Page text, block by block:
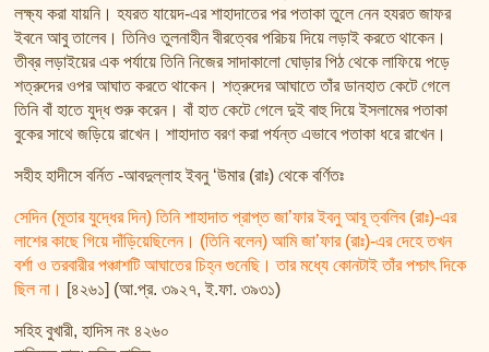
লক্ষ্য করা যায়নি। হযরত যায়েদ-এর শাহাদাতের পর পতাকা তুলে নেন হযরত জাফর
ইবনে আবু তালেব। তিনিও তুলনাহীন বীরত্বের পরিচয় দিয়ে লড়াই করতে থাকেন।
তীব্র লড়াইয়ের এক পর্যায়ে তিনি নিজের সাদাকালো ঘোড়ার পিঠ থেকে লাফিয়ে পড়ে
শত্রুদের ওপর আঘাত করতে থাকেন। শত্রুদের আঘাতে তাঁর ডানহাত কেটে গেলে
তিনি বাঁ হাতে যুদ্ধ শুরু করেন। বাঁ হাত কেটে গেলে দুই বাহু দিয়ে ইসলামের পতাকা
বুকের সাথে জড়িয়ে রাখেন। শাহাদাত বরণ করা পর্যন্ত এভাবে পতাকা ধরে রাখেন।
সহীহ হাদীসে বর্নিত -আবদুল্লাহ ইবনু ‘উমার (রাঃ) থেকে বর্ণিতঃ
সেদিন (মূতার যুদ্ধের দিন) তিনি শাহাদাত প্রাপ্ত জা’ফার ইবনু আবূ ত্বলিব (রাঃ)-এর
লাশের কাছে গিয়ে দাঁড়িয়েছিলেন। (তিনি বলেন) আমি জা’ফার (রাঃ)-এর দেহে তখন
বর্শা ও তরবারীর পঞ্চাশটি আঘাতের চিহ্ন গুনেছি। তার মধ্যে কোনটাই তাঁর পশ্চাৎ দিকে
ছিল না।
[৪২৬১] (আ.প্র. ৩৯২৭, ই.ফা. ৩৯৩১)
সহিহ বুখারী, হাদিস নং ৪২৬০